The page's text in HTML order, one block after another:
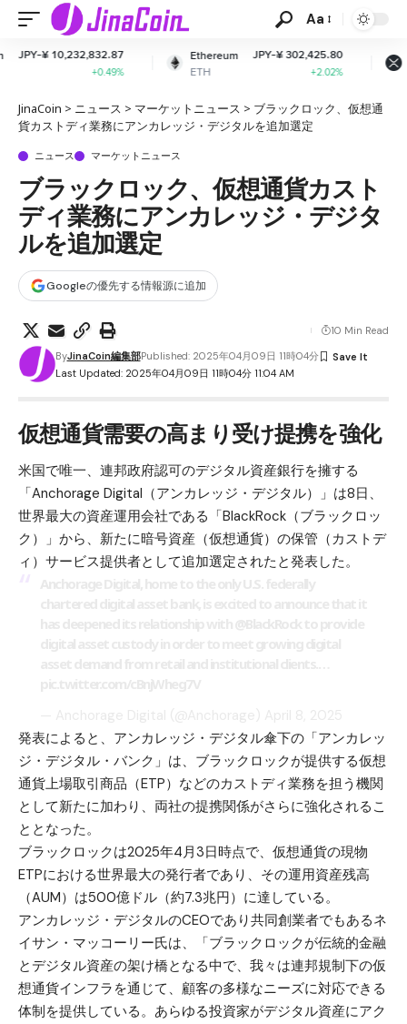
Aa
Ethereum
ETH
JPY-¥ 302,425.80
+2.02%
XRP
XRP
JPY-¥ 165.34
-1.57%
JinaCoin > ニュース > マーケットニュース > ブラックロック、仮想通
貨カストディ業務にアンカレッジ・デジタルを追加選定
ニュース マーケットニュース
ブラックロック、仮想通貨カスト
ディ業務にアンカレッジ・デジタ
ルを追加選定
Googleの優先する情報源に追加
Last Updated: 2025年04月09日 11時04分 11:04 AM
ByJinaCoin編集部Published: 2025年04月09日 11時04分
10 Min Read
仮想通貨需要の高まり受け提携を強化
米国で唯一、連邦政府認可のデジタル資産銀行を擁する
「Anchorage Digital（アンカレッジ・デジタル）」は8日、
世界最大の資産運用会社である「BlackRock（ブラックロッ
ク）」から、新たに暗号資産（仮想通貨）の保管（カストデ
ィ）サービス提供者として追加選定されたと発表した。
発表によると、アンカレッジ・デジタル傘下の「アンカレッ
ジ・デジタル・バンク」は、ブラックロックが提供する仮想
通貨上場取引商品（ETP）などのカストディ業務を担う機関
として新たに加わり、両社の提携関係がさらに強化されるこ
ととなった。
ブラックロックは2025年4月3日時点で、仮想通貨の現物
ETPにおける世界最大の発行者であり、その運用資産残高
（AUM）は500億ドル（約7.3兆円）に達している。
アンカレッジ・デジタルのCEOであり共同創業者でもあるネ
イサン・マッコーリー氏は、「ブラックロックが伝統的金融
とデジタル資産の架け橋となる中で、我々は連邦規制下の仮
想通貨インフラを通じて、顧客の多様なニーズに対応できる
体制を提供している。あらゆる投資家がデジタル資産にアク